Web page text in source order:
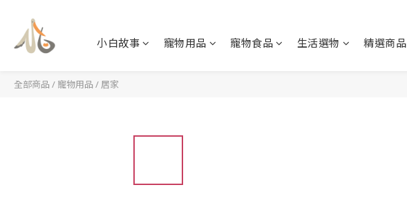
小白故事 寵物用品 寵物食品 生活選物 精選商品
全部商品 / 寵物用品 / 居家